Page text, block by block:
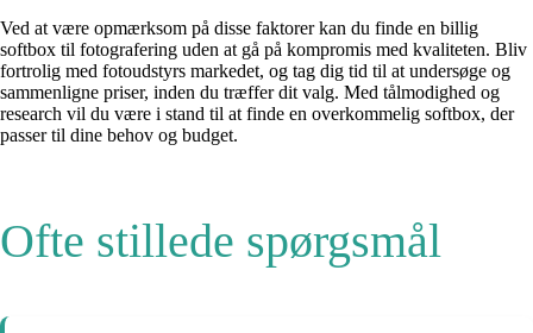
Ved at være opmærksom på disse faktorer kan du finde en billig
softbox til fotografering uden at gå på kompromis med kvaliteten. Bliv
fortrolig med fotoudstyrs markedet, og tag dig tid til at undersøge og
sammenligne priser, inden du træffer dit valg. Med tålmodighed og
research vil du være i stand til at finde en overkommelig softbox, der
passer til dine behov og budget.
Ofte stillede spørgsmål